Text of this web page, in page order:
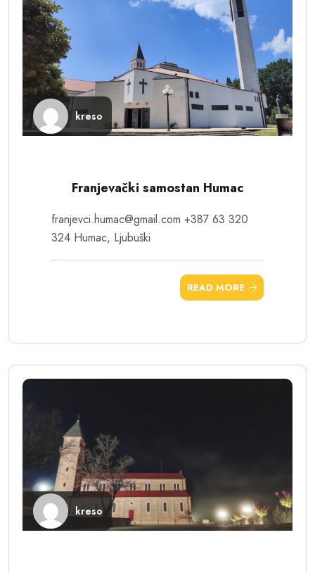
kreso
Franjevački samostan Humac
franjevci.humac@gmail.com +387 63 320
324 Humac, Ljubuški
READ MORE
kreso